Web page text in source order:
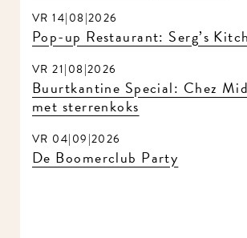
VR 14|08|2026
Pop-up Restaurant: Serg’s
VR 21|08|2026
Buurtkantine Special: Chez
met sterrenkoks
VR 04|09|2026
De Boomerclub Party